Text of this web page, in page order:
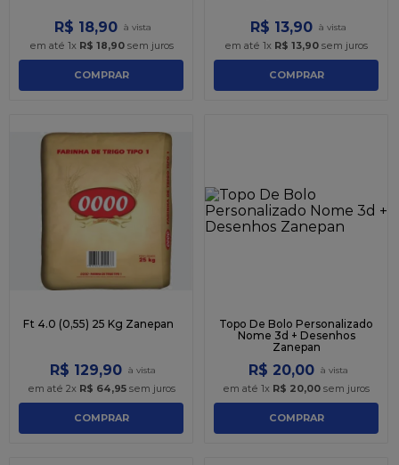
R$ 18,90
em até 1x R$ 18,90sem juros
COMPRAR
R$ 13,90
em até 1x R$ 13,90 sem juros
COMPRAR
Ft 4.0 (0,55) 25 Kg Zanepan
R$ 129,90
em até 2x R$ 64,95sem juros
COMPRAR
Topo De Bolo Personalizado
Nome 3d + Desenhos
Zanepan
R$ 20,00
em até 1x R$ 20,00 sem juros
COMPRAR